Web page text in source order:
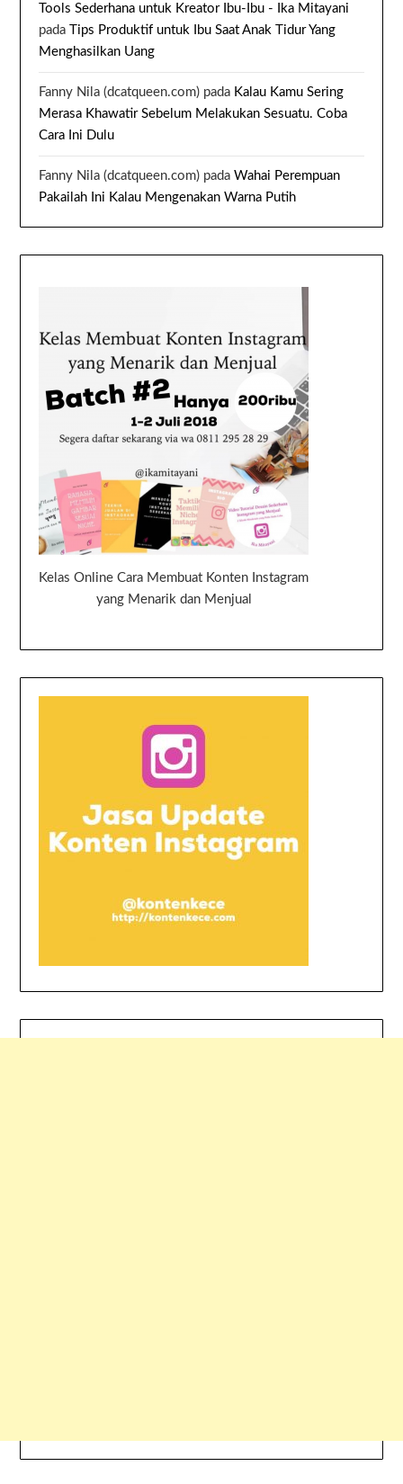
Tools Sederhana untuk Kreator Ibu-Ibu - Ika Mitayani
pada
Tips Produktif untuk Ibu Saat Anak Tidur Yang
Menghasilkan Uang
Fanny Nila (dcatqueen.com) pada Kalau Kamu Sering
Merasa Khawatir Sebelum Melakukan Sesuatu. Coba
Cara Ini Dulu
Fanny Nila (dcatqueen.com) padaWahai Perempuan
Pakailah Ini Kalau Mengenakan Warna Putih
Kelas Online Cara Membuat Konten Instagram
yang Menarik dan Menjual